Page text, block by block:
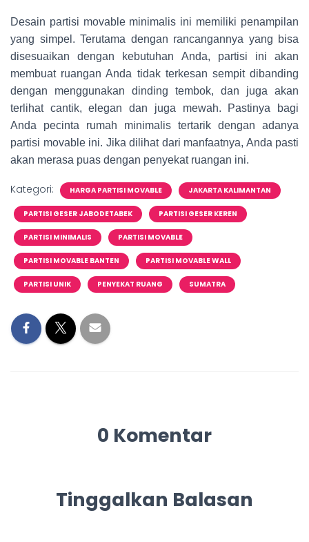
Desain partisi movable minimalis ini memiliki penampilan
yang simpel. Terutama dengan rancangannya yang bisa
disesuaikan dengan kebutuhan Anda, partisi ini akan
membuat ruangan Anda tidak terkesan sempit dibanding
dengan menggunakan dinding tembok, dan juga akan
terlihat cantik, elegan dan juga mewah. Pastinya bagi
Anda pecinta rumah minimalis tertarik dengan adanya
partisi movable ini. Jika dilihat dari manfaatnya, Anda pasti
akan merasa puas dengan penyekat ruangan ini.
Kategori: HARGA PARTISI MOVABLE JAKARTA KALIMANTAN
PARTISI GESER JABODETABEK PARTISI GESER KEREN
PARTISI MINIMALIS PARTISI MOVABLE
PARTISI MOVABLE BANTEN PARTISI MOVABLE WALL
PARTISI UNIK PENYEKAT RUANG SUMATRA
0 Komentar
Tinggalkan Balasan